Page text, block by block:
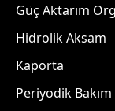
Güç Aktarım
Hidrolik Aksam
Kaporta
Periyodik Bakım